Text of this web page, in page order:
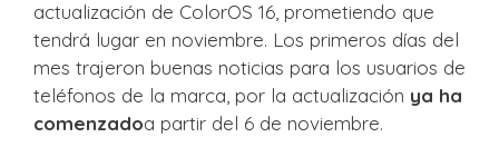
actualización de ColorOS 16, prometiendo que
tendrá lugar en noviembre. Los primeros días del
mes trajeron buenas noticias para los usuarios de
teléfonos de la marca, por la actualización ya ha
comenzadoa partir del 6 de noviembre.